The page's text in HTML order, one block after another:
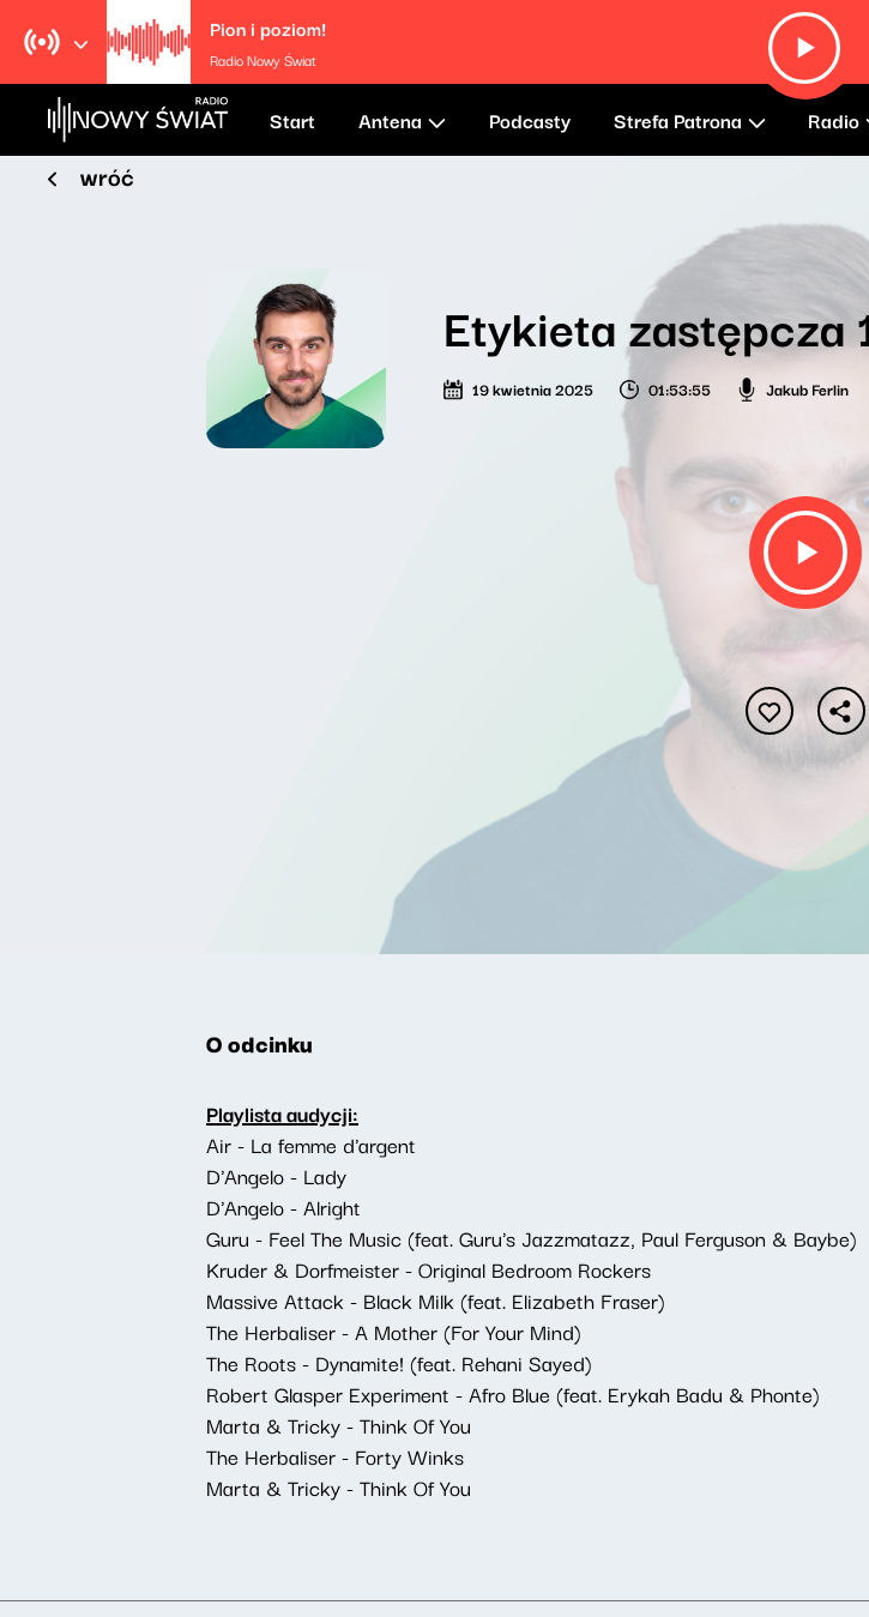
Pion i poziom!
Radio Nowy Świat
Start Antena Podcasty Strefa Patrona Radio
wróć
Etykieta zastępcza
19 kwietnia 2025 01:53:55 Jakub Ferlin
O odcinku
Playlista audycji:
Air - La femme d'argent
D'Angelo - Lady
D'Angelo - Alright
Guru - Feel The Music (feat. Guru's Jazzmatazz, Paul Ferguson & Baybe)
Kruder & Dorfmeister - Original Bedroom Rockers
Massive Attack - Black Milk (feat. Elizabeth Fraser)
The Herbaliser - A Mother (For Your Mind)
The Roots - Dynamite! (feat. Rehani Sayed)
Robert Glasper Experiment - Afro Blue (feat. Erykah Badu & Phonte)
Marta & Tricky - Think Of You
The Herbaliser - Forty Winks
Marta & Tricky - Think Of You